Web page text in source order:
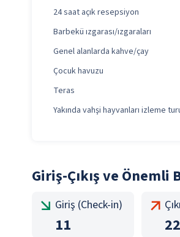
24 saat açık resepsiyon
Barbekü ızgarası/ızgaraları
Genel alanlarda kahve/çay
Çocuk havuzu
Teras
Yakında vahşi hayvanları izleme
Giriş-Çıkış ve Önemli
Giriş (Check-in)
11 22